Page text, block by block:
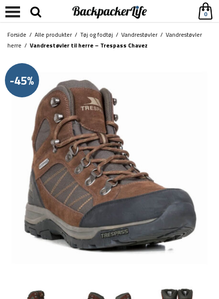
0
Forside / Alle produkter/ Tøj og fodtøj / Vandrestøvler/ Vandrestøvler
herre / Vandrestøvler til herre – Trespass Chavez
-45%